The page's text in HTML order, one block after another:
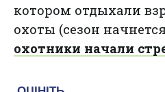
котором отдыхали
охоты (сезон
охотники начали